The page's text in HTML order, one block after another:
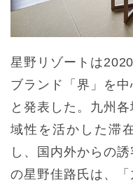
星野リゾートは
ブランド「界」を
と発表した。九州
域性を活かした滞
し、国内外からの
の星野佳路氏は、